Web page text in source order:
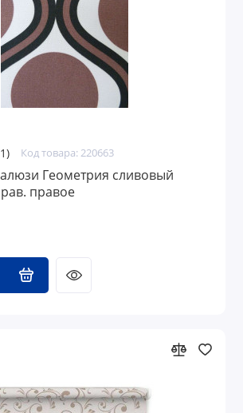
Код товара: 220663
Геометрия сливовый
правое